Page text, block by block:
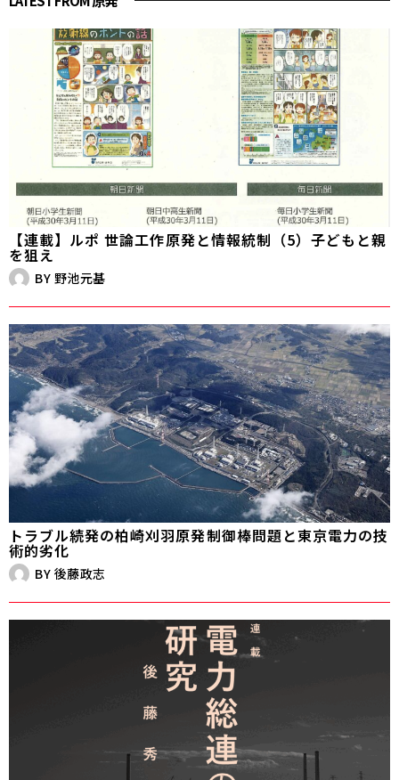
【連載】ルポ 世論工作――原発と情報統制（5）子どもと親
を狙え
BY 野池元基
トラブル続発の柏崎刈羽原発――制御棒問題と東京電力の技
術的劣化
BY 後藤政志